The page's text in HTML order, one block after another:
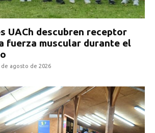
UACh descubren receptor
fuerza muscular durante el
de agosto de 2026